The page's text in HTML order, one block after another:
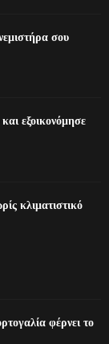
σου
εξοικονόμησε
κλιματιστικό
φέρνει το